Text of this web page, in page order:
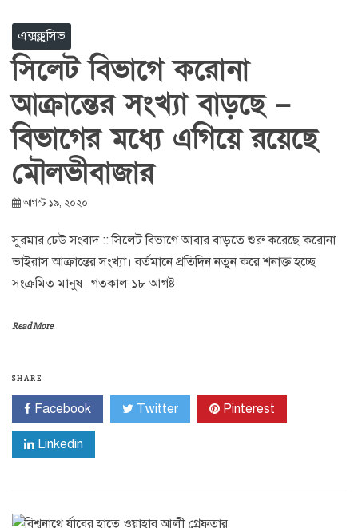
এক্সক্লুসিভ
সিলেট বিভাগে করোনা
আক্রান্তের সংখ্যা বাড়ছে –
বিভাগের মধ্যে এগিয়ে রয়েছে
মৌলভীবাজার
আগস্ট ১৯, ২০২০
সুরমার ঢেউ সংবাদ :: সিলেট বিভাগে আবার বাড়তে শুরু করেছে করোনা
ভাইরাস আক্রান্তের সংখ্যা। বর্তমানে প্রতিদিন নতুন করে শনাক্ত হচ্ছে
সংক্রমিত মানুষ। গতকাল ১৮ আগষ্ট
Read More
SHARE
Facebook Twitter Pinterest
Linkedin